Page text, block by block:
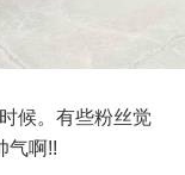
候。有些粉丝觉
气啊!!